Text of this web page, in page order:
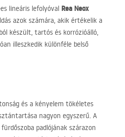
lineáris lefolyóval Rea Neox
azok számára, akik értékelik a
készült, tartós és korrózióálló,
illeszkedik különféle belső
és a kényelem tökéletes
nagyon egyszerű. A
padlójának szárazon